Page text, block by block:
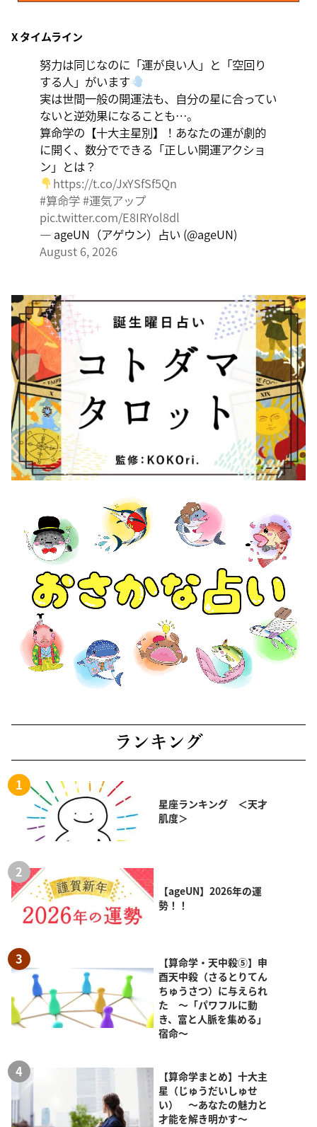
自分をいつもとは違う特定の環境に追い込むことで、普
する。
X タイムライン
努力は同じなのに「運が良い人」と「空回り
する人」がいます
実は世間一般の開運法も、自分の星に合ってい
ないと逆効果になることも…。
算命学の【十大主星別】！あなたの運が劇的
に開く、数分でできる「正しい開運アクショ
ン」とは？
https://t.co/JxYSfSf5Qn
#算命学#運気アップ
pic.twitter.com/E8IRYol8dl
— ageUN（アゲウン）占い (@ageUN)
August 6, 2026
ランキング
星座ランキング ＜天才
肌度＞
【ageUN】2026年の運
勢！！
【算命学・天中殺⑤】申
酉天中殺（さるとりてん
ちゅうさつ）に与えられ
た ～「パワフルに動
き、富と人脈を集める」
宿命～
【算命学まとめ】十大主
星（じゅうだいしゅせ
い） ～あなたの魅力と
才能を解き明かす～